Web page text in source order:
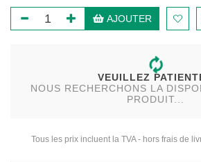
AJOUTER
VEUILLEZ
NOUS RECHERCHONS LA
PRODUIT...
Tous les prix incluent la TVA - hors frais de